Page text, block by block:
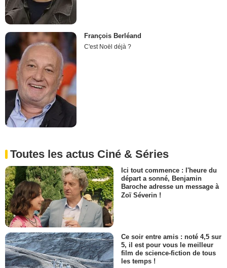
François Berléand
C'est Noël déjà ?
Toutes les actus Ciné & Séries
Ici tout commence : l'heure du
départ a sonné, Benjamin
Baroche adresse un message à
Zoï Séverin !
Ce soir entre amis : noté 4,5 sur
5, il est pour vous le meilleur
film de science-fiction de tous
les temps !